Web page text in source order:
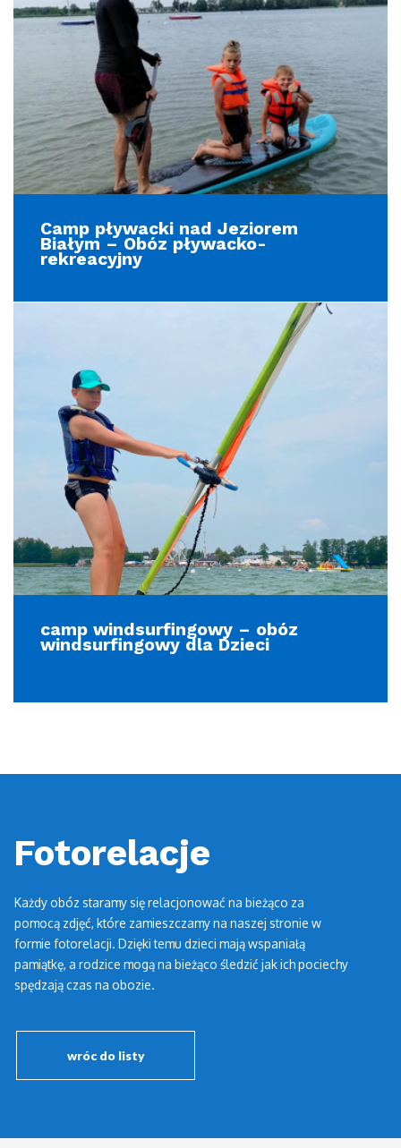
Camp pływacki nad Jeziorem
Białym – Obóz pływacko-
rekreacyjny
camp windsurfingowy – obóz
windsurfingowy dla Dzieci
Fotorelacje
Każdy obóz staramy się relacjonować na bieżąco za
pomocą zdjęć, które zamieszczamy na naszej stronie w
formie fotorelacji. Dzięki temu dzieci mają wspaniałą
pamiątkę, a rodzice mogą na bieżąco śledzić jak ich pociechy
spędzają czas na obozie.
wróc do listy